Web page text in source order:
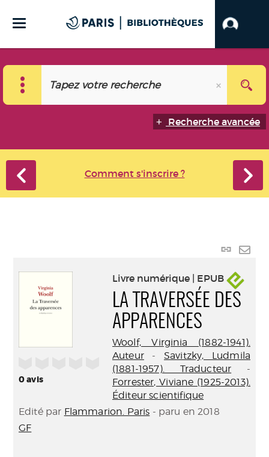
Recherche avancée
Comment s'inscrire ?
Lien
0avis
Livre numérique | EPUB
LA TRAVERSÉE DES
APPARENCES
Woolf, Virginia (1882-1941).
Auteur- Savitzky, Ludmila
(1881-1957). Traducteur -
Forrester, Viviane (1925-2013).
Éditeur scientifique
Edité par Flammarion. Paris - paru en 2018
GF